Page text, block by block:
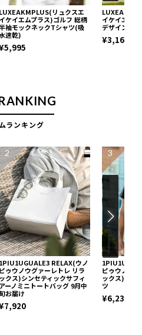
LUXEAKMPLUS(リュクスエ
イケイエムプラス)ゴルフ 総柄
袖モックネックTシャツ(吸
速乾)
イケイエム
デザイン半
¥3,168
ランキング
2
1PIU1UGUALE3 RELAX(ウノ
ピゥウノウグァーレトレ リラ
ックス)シンセティックサフィ
アーノミニトートバッグ 9月中
お届け
3
ピゥウノウ
ックス)ネッ
ツ
¥6,237